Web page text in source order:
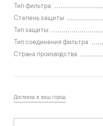
Тип фильтра:
Степень защиты:
Тип защиты:
Тип соединения фильтра:
Страна производства:
Доставка в ваш город